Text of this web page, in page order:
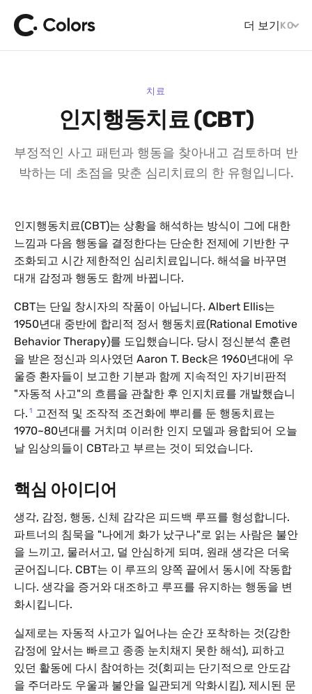
더 보기KO
치료
인지행동치료 (CBT)
부정적인 사고 패턴과 행동을 찾아내고 검토하며 반
박하는 데 초점을 맞춘 심리치료의 한 유형입니다.
인지행동치료(CBT)는 상황을 해석하는 방식이 그에 대한
느낌과 다음 행동을 결정한다는 단순한 전제에 기반한 구
조화되고 시간 제한적인 심리치료입니다. 해석을 바꾸면
대개 감정과 행동도 함께 바뀝니다.
CBT는 단일 창시자의 작품이 아닙니다. Albert Ellis는
1950년대 중반에 합리적 정서 행동치료(Rational Emotive
Behavior Therapy)를 도입했습니다. 당시 정신분석 훈련
을 받은 정신과 의사였던 Aaron T. Beck은 1960년대에 우
울증 환자들이 보고한 기분과 함께 지속적인 자기비판적
"자동적 사고"의 흐름을 관찰한 후 인지치료를 개발했습니
다. 1 고전적 및 조작적 조건화에 뿌리를 둔 행동치료는
1970~80년대를 거치며 이러한 인지 모델과 융합되어 오늘
날 임상의들이 CBT라고 부르는 것이 되었습니다.
핵심 아이디어
생각, 감정, 행동, 신체 감각은 피드백 루프를 형성합니다.
파트너의 침묵을 "나에게 화가 났구나"로 읽는 사람은 불안
을 느끼고, 물러서고, 덜 안심하게 되며, 원래 생각은 더욱
굳어집니다. CBT는 이 루프의 양쪽 끝에서 동시에 작동합
니다. 생각을 증거와 대조하고 루프를 유지하는 행동을 변
화시킵니다.
실제로는 자동적 사고가 일어나는 순간 포착하는 것(강한
감정에 앞서는 빠르고 종종 눈치채지 못한 해석), 피하고
있던 활동에 다시 참여하는 것(회피는 단기적으로 안도감
을 주더라도 우울과 불안을 일관되게 악화시킴), 제시된 문